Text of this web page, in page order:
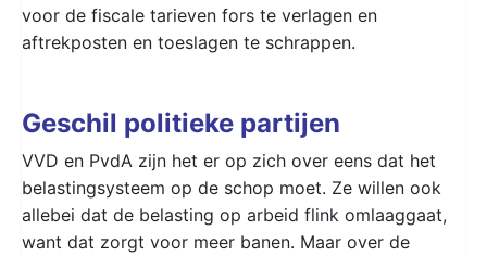
voor de fiscale tarieven fors te verlagen en
aftrekposten en toeslagen te schrappen.
Geschil politieke partijen
VVD en PvdA zijn het er op zich over eens dat het
belastingsysteem op de schop moet. Ze willen ook
allebei dat de belasting op arbeid flink omlaaggaat,
want dat zorgt voor meer banen. Maar over de